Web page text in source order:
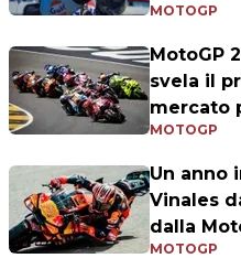
MOTOGP
MotoGP
svela il
mercato
MOTOGP
Un anno
Vinales
dalla
MOTOGP